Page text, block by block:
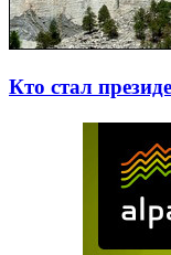
Кто стал